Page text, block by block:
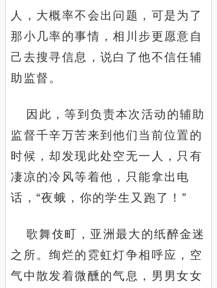
人，大概率不会出问题，可是为了
那小几率的事情，相川步更愿意自
己去搜寻信息，说白了他不信任辅
助监督。
因此，等到负责本次活动的辅助
监督千辛万苦来到他们当前位置的
时候，却发现此处空无一人，只有
凄凉的冷风等着他，只能拿出电
话，“夜蛾，你的学生又跑了！”
歌舞伎町，亚洲最大的纸醉金迷
之所。绚烂的霓虹灯争相呼应，空
气中散发着微醺的气息，男男女女